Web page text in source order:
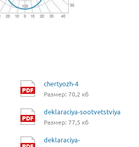
chertyozh-4
Размер: 70,2 кб
deklaraciya-sootvetstviya
Размер: 77,5 кб
deklaraciya-